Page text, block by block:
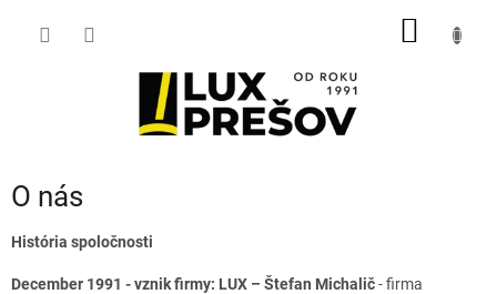
O nás
História spoločnosti
December 1991 - vznik firmy: LUX – Štefan Michalič- firma